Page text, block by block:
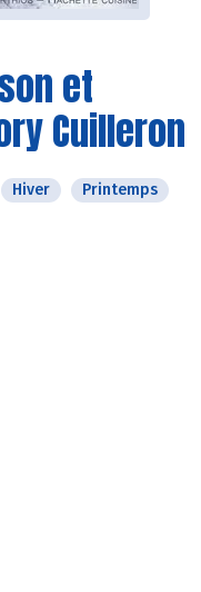
et
Cuilleron
Hiver Printemps